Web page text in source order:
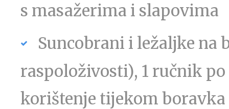
s masažerima i slapovima
Suncobrani i ležaljke na
raspoloživosti), 1 ručnik
korištenje tijekom boravka